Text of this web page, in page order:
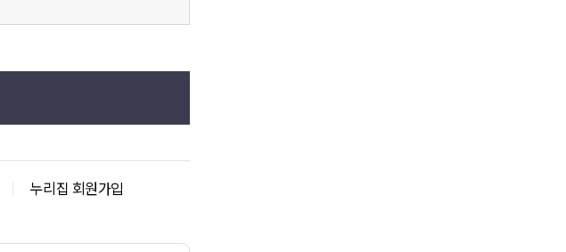
누리집 회원가입